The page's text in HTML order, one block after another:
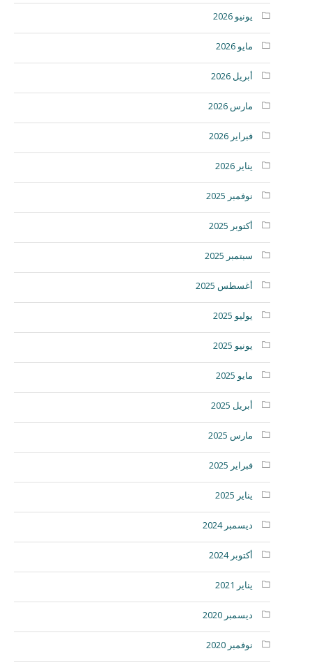
يونيو 2026
مايو 2026
أبريل 2026
مارس 2026
فبراير 2026
يناير 2026
نوفمبر 2025
أكتوبر 2025
سبتمبر 2025
أغسطس 2025
يوليو 2025
يونيو 2025
مايو 2025
أبريل 2025
مارس 2025
فبراير 2025
يناير 2025
ديسمبر 2024
أكتوبر 2024
يناير 2021
ديسمبر 2020
نوفمبر 2020